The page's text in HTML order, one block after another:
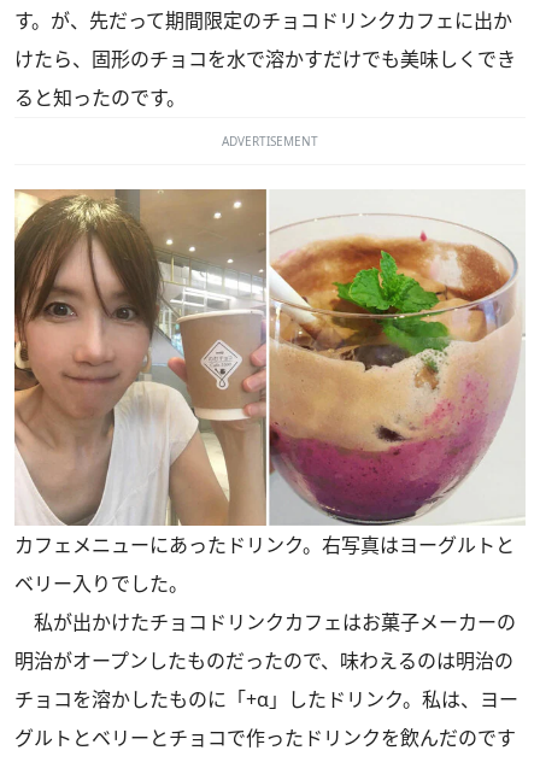
す。が、先だって期間限定のチョコドリンクカフェに出か
けたら、固形のチョコを水で溶かすだけでも美味しくでき
ると知ったのです。
ADVERTISEMENT
カフェメニューにあったドリンク。右写真はヨーグルトと
ベリー入りでした。
私が出かけたチョコドリンクカフェはお菓子メーカーの
明治がオープンしたものだったので、味わえるのは明治の
チョコを溶かしたものに「+α」したドリンク。私は、ヨー
グルトとベリーとチョコで作ったドリンクを飲んだのです